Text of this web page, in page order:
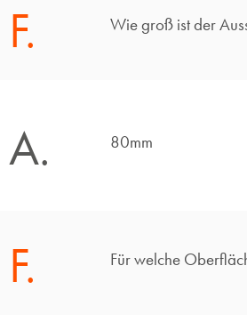
F. Wie groß ist der
A. 80mm
F. Für welche